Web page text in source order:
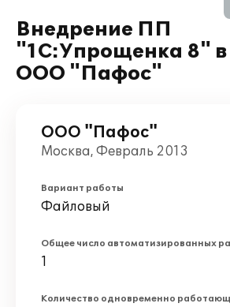
Внедрение ПП
"1С:Упрощенка 8"
ООО "Пафос"
ООО "Пафос"
Москва, Февраль 2013
Вариант работы
Файловый
Общее число автоматизированных
1
Количество одновременно